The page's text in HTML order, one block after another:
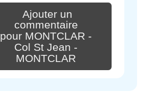
Ajouter un
commentaire
pour MONTCLAR -
Col St Jean -
MONTCLAR